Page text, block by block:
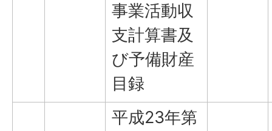
事業活動収
支計算書及
び予備財産
目録
平成23年第